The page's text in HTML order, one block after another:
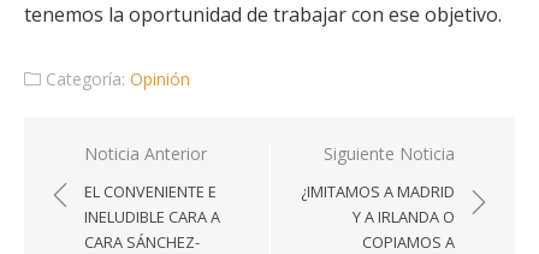
tenemos la oportunidad de trabajar con ese objetivo.
Categoría: Opinión
Navegación
de
entradas
Noticia Anterior
EL CONVENIENTE E
INELUDIBLE CARA A
CARA SÁNCHEZ-
Siguiente Noticia
¿IMITAMOS A MADRID
Y A IRLANDA O
COPIAMOS A